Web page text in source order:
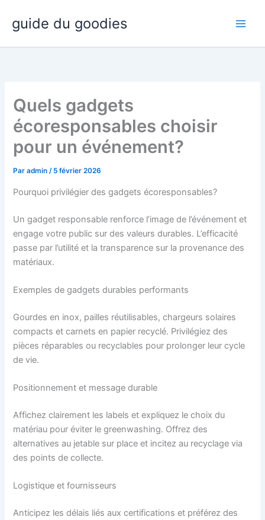
contenu
guide du goodies
Quels gadgets
écoresponsables choisir
pour un événement?
Paradmin/ 5 février 2026
Pourquoi privilégier des gadgets écoresponsables?
Un gadget responsable renforce l’image de l’événement et
engage votre public sur des valeurs durables. L’efficacité
passe par l’utilité et la transparence sur la provenance des
matériaux.
Exemples de gadgets durables performants
Gourdes en inox, pailles réutilisables, chargeurs solaires
compacts et carnets en papier recyclé. Privilégiez des
pièces réparables ou recyclables pour prolonger leur cycle
de vie.
Positionnement et message durable
Affichez clairement les labels et expliquez le choix du
matériau pour éviter le greenwashing. Offrez des
alternatives au jetable sur place et incitez au recyclage via
des points de collecte.
Logistique et fournisseurs
Anticipez les délais liés aux certifications et préférez des